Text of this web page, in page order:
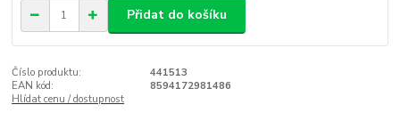
Přidat do košíku
Číslo produktu:
441513
EAN kód:
8594172981486
Hlídat cenu / dostupnost